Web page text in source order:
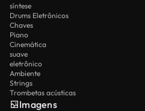
síntese
Drums Eletrônicos
Chaves
Piano
Cinemática
suave
eletrônico
Ambiente
Strings
Trombetas acústicas
Imagens